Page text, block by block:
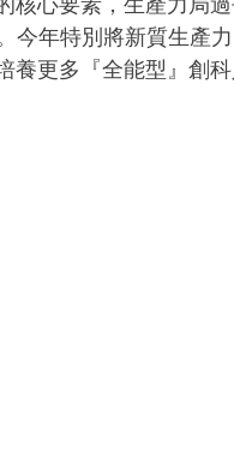
今年特別將新質生
更多『全能型』創科